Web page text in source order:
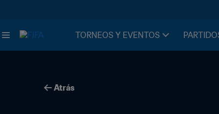
TORNEOS Y EVENTOS
Atrás